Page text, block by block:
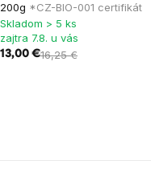
200g *CZ-BIO-001 certifikát
Skladom > 5 ks
zajtra 7.8. u vás
13,00 €16,25 €